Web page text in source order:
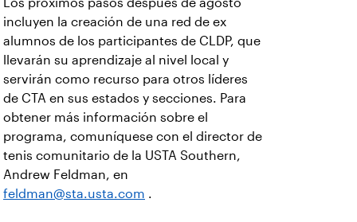
Los próximos pasos después de agosto
incluyen la creación de una red de ex
alumnos de los participantes de CLDP, que
llevarán su aprendizaje al nivel local y
servirán como recurso para otros líderes
de CTA en sus estados y secciones. Para
obtener más información sobre el
programa, comuníquese con el director de
tenis comunitario de la USTA Southern,
Andrew Feldman, en
feldman@sta.usta.com .